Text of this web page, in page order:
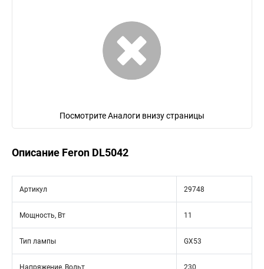
Посмотрите Аналоги внизу страницы
Описание Feron DL5042
Артикул 29748
Мощность, Вт 11
Тип лампы GX53
Напряжение, Вольт 230